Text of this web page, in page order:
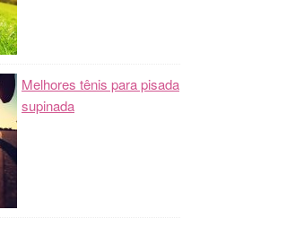
Melhores tênis para pisada
supinada